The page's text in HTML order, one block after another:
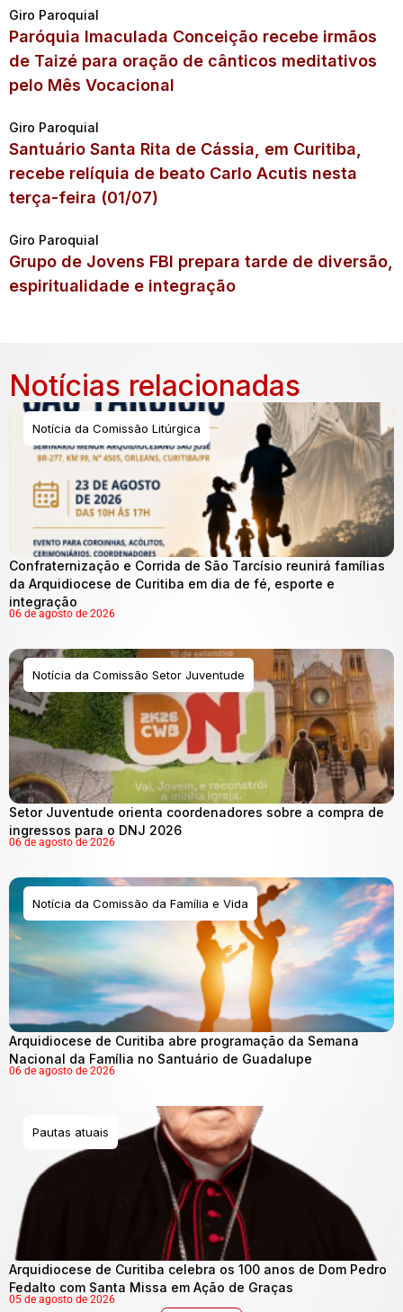
Giro Paroquial
Paróquia Imaculada Conceição recebe irmãos
de Taizé para oração de cânticos meditativos
pelo Mês Vocacional
Giro Paroquial
Santuário Santa Rita de Cássia, em Curitiba,
recebe relíquia de beato Carlo Acutis nesta
terça-feira (01/07)
Giro Paroquial
Grupo de Jovens FBI prepara tarde de diversão,
espiritualidade e integração
Notícias relacionadas
Notícia da Comissão Litúrgica
Confraternização e Corrida de São Tarcísio reunirá famílias
da Arquidiocese de Curitiba em dia de fé, esporte e
integração
06 de agosto de 2026
Notícia da Comissão Setor Juventude
Setor Juventude orienta coordenadores sobre a compra de
ingressos para o DNJ 2026
06 de agosto de 2026
Notícia da Comissão da Família e Vida
Arquidiocese de Curitiba abre programação da Semana
Nacional da Família no Santuário de Guadalupe
06 de agosto de 2026
Pautas atuais
Arquidiocese de Curitiba celebra os 100 anos de Dom Pedro
Fedalto com Santa Missa em Ação de Graças
05 de agosto de 2026